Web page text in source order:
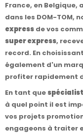
France, en Belgique,
dans les DOM-TOM,
express de vos
super express,
record. En
également d'un
profiter rapidement
En tant que
à quel point il est
vos projets
engageons à traiter